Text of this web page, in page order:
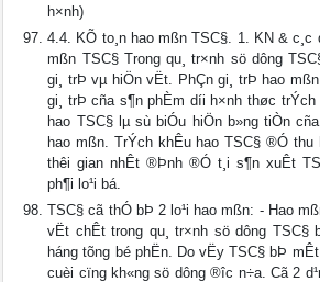
h×nh)
4.4. KÕ to¸n hao mßn TSC§. 1. KN &
mßn TSC§ Trong qu¸ tr×nh sö dông
gi¸ trÞ vµ hiÖn vËt. PhÇn gi¸ trÞ hao
gi¸ trÞ cña s¶n phÈm d­íi h×nh thøc
hao TSC§ lµ sù biÓu hiÖn b»ng tiÒn
hao mßn. TrÝch khÊu hao TSC§ ®Ó
thêi gian nhÊt ®Þnh ®Ó t¸i s¶n xuÊt
ph¶i lo¹i bá.
TSC§ cã thÓ bÞ 2 lo¹i hao mßn: - Hao
vËt chÊt trong qu¸ tr×nh sö dông
háng tõng bé phËn. Do vËy TSC§ bÞ
cuèi cïng kh«ng sö dông ®­îc n÷a. Cã 2